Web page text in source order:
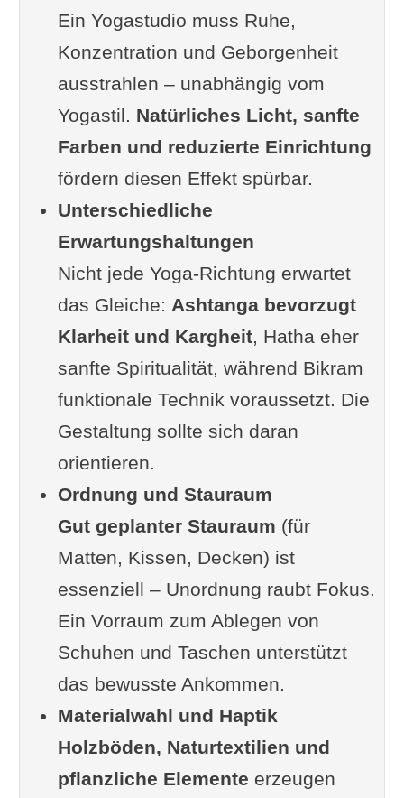
Materialien und Farben
Lichtdesign – mehr als nur
Lampen
Der Duft der Entspannung – aber
bitte mit Maß
Stauraum und Ordnung – das
unterschätzte Herzstück
Weniger ist mehr – aber nicht
nichts
Technik und Funktion – geht auch
in schön
Der Eingangsbereich – der erste
Eindruck zählt
Barrierefreiheit – mehr als ein
Nice-to-have
Umkleide, Bad & Co. – kleine
Räume, große Wirkung
Die Community spüren – aber
ohne Zwang
Stilrichtungen – und was sie für
das Design bedeuten
Fehler, die du vermeiden solltest
10 kompakte Einrichtungstipps für
dein Yogastudio
Persönlichkeit zeigen – der Stil
Ein Yogastudio muss Ruhe,
Konzentration und Geborgenheit
ausstrahlen – unabhängig vom
Yogastil. Natürliches Licht, sanfte
Farben und reduzierte Einrichtung
fördern diesen Effekt spürbar.
Unterschiedliche
Erwartungshaltungen
Nicht jede Yoga-Richtung erwartet
das Gleiche: Ashtanga bevorzugt
Klarheit und Kargheit, Hatha eher
sanfte Spiritualität, während Bikram
funktionale Technik voraussetzt. Die
Gestaltung sollte sich daran
orientieren.
Ordnung und Stauraum
Gut geplanter Stauraum (für
Matten, Kissen, Decken) ist
essenziell – Unordnung raubt Fokus.
Ein Vorraum zum Ablegen von
Schuhen und Taschen unterstützt
das bewusste Ankommen.
Materialwahl und Haptik
Holzböden, Naturtextilien und
pflanzliche Elemente erzeugen